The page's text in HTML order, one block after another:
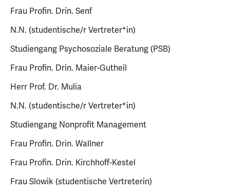
Frau Profin. Drin. Senf
N.N. (studentische/r Vertreter*in)
Studiengang Psychosoziale Beratung (PSB)
Frau Profin. Drin. Maier-Gutheil
Herr Prof. Dr. Mulia
N.N. (studentische/r Vertreter*in)
Studiengang Nonprofit Management
Frau Profin. Drin. Wallner
Frau Profin. Drin. Kirchhoff-Kestel
Frau Slowik (studentische Vertreterin)